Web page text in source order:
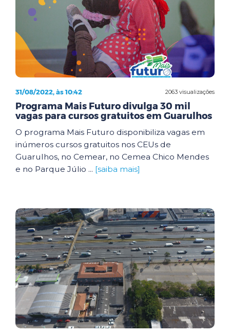
2063 visualizações
31/08/2022, às 10:42
Programa Mais Futuro divulga 30 mil
vagas para cursos gratuitos em Guarulhos
O programa Mais Futuro disponibiliza vagas em
inúmeros cursos gratuitos nos CEUs de
Guarulhos, no Cemear, no Cemea Chico Mendes
e no Parque Júlio ... [saiba mais]